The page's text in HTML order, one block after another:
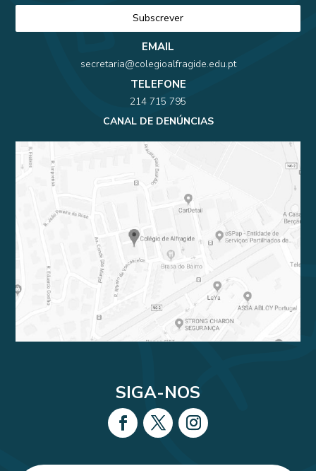
EMAIL
secretaria@colegioalfragide.edu.pt
TELEFONE
214 715 795
CANAL DE DENÚNCIAS
SIGA-NOS